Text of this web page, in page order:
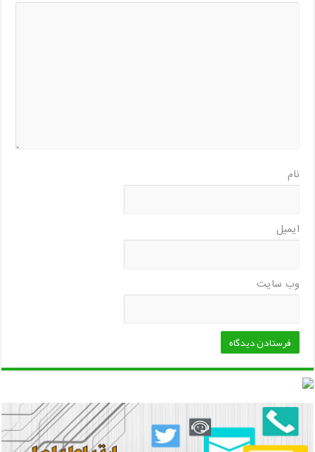
نام
ایمیل
وب‌ سایت